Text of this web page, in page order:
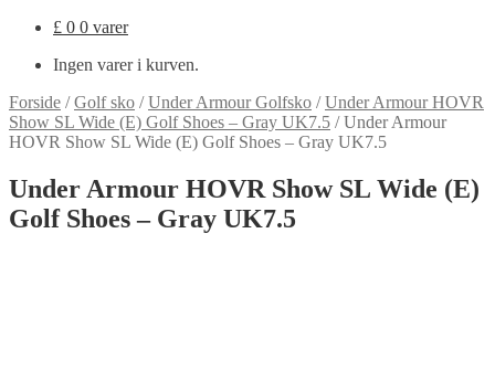
£ 0 0 varer
Ingen varer i kurven.
Forside /Golf sko /Under Armour Golfsko /Under Armour HOVR
Show SL Wide (E) Golf Shoes – Gray UK7.5 /Under Armour
HOVR Show SL Wide (E) Golf Shoes – Gray UK7.5
Under Armour HOVR Show SL Wide (E)
Golf Shoes – Gray UK7.5